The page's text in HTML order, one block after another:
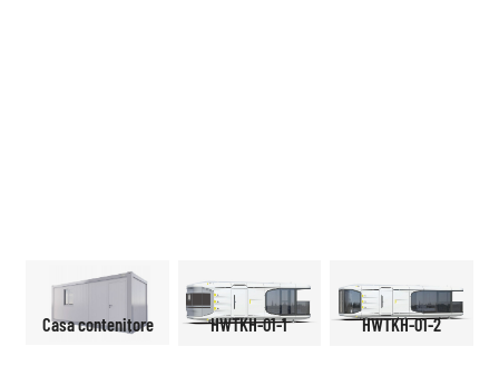
Casa contenitore HWTKH-01-1 HWTKH-01-2